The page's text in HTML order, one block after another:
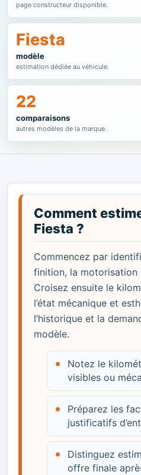
page constructeur disponible.
Fiesta
modèle
estimation dédiée au véhicule.
22
comparaisons
autres modèles de la marque.
Comment
Fiesta ?
Commencez par
finition, la motorisation
Croisez ensuite le
l’état mécanique et
l’historique et la
modèle.
Notez le
visibles ou
Préparez les
justificatifs
Distinguez
offre finale